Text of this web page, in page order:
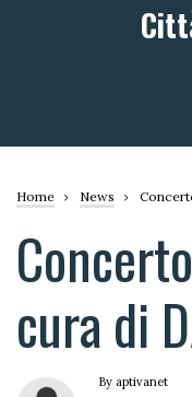
Breadcrumb
Home News
cura di
By aptivanet